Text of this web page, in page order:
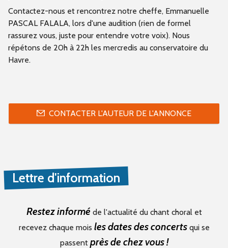
Contactez-nous et rencontrez notre cheffe, Emmanuelle
PASCAL FALALA, lors d'une audition (rien de formel
rassurez vous, juste pour entendre votre voix). Nous
répétons de 20h à 22h les mercredis au conservatoire du
Havre.
CONTACTER L'AUTEUR DE L'ANNONCE
Lettre d'information
Restez informé de l'actualité du chant choral et
recevez chaque mois les dates des concertsqui se
passent près de chez vous !